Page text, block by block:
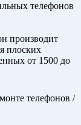
телефонов
производит
плоских
от 1500 до
телефонов /